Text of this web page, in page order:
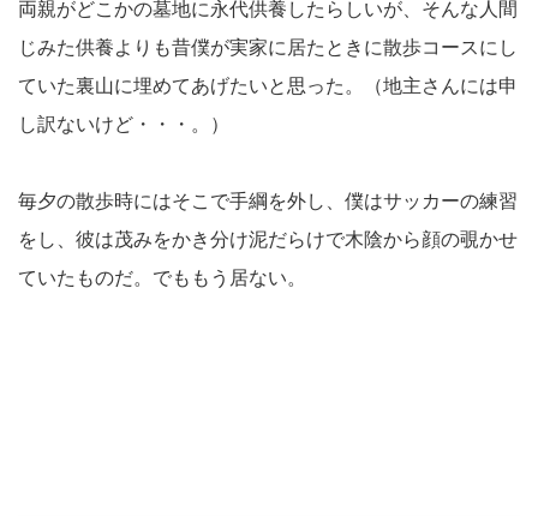
両親がどこかの墓地に永代供養したらしいが、そんな人間
じみた供養よりも昔僕が実家に居たときに散歩コースにし
ていた裏山に埋めてあげたいと思った。（地主さんには申
し訳ないけど・・・。）
毎夕の散歩時にはそこで手綱を外し、僕はサッカーの練習
をし、彼は茂みをかき分け泥だらけで木陰から顔の覗かせ
ていたものだ。でももう居ない。